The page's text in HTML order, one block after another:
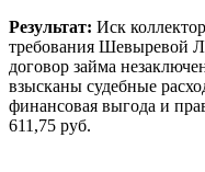
Результат: Иск
требования Шевыревой
договор займа
взысканы судебные
финансовая выгода и
611,75 руб.